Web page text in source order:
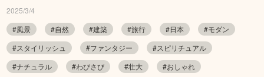
2025/3/4
#風景
#自然 #建築 #旅行 #日本
#モダン
#スタイリッシュ
#ファンタジー
#スピリチュアル
#ナチュラル
#わびさび #壮大
#おしゃれ